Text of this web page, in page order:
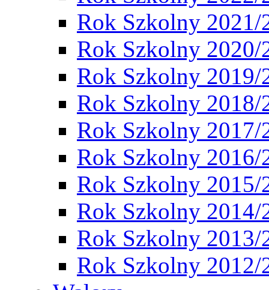
Rok Szkolny 2021/
Rok Szkolny 2020/
Rok Szkolny 2019/
Rok Szkolny 2018/
Rok Szkolny 2017/
Rok Szkolny 2016/
Rok Szkolny 2015/
Rok Szkolny 2014/
Rok Szkolny 2013/
Rok Szkolny 2012/